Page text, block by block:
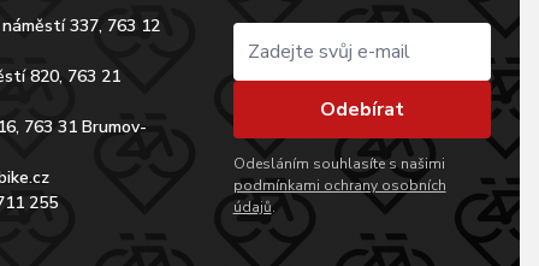
337, 763 12
820, 763 21
763 31 Brumov-
255
Odebírat
Odesláním souhlasíte s našimi
podmínkami ochrany osobních
údajů.